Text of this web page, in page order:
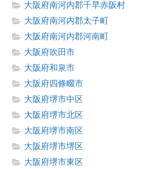
大阪府南河内郡千早赤阪村
大阪府南河内郡太子町
大阪府南河内郡河南町
大阪府吹田市
大阪府和泉市
大阪府四條畷市
大阪府堺市中区
大阪府堺市北区
大阪府堺市南区
大阪府堺市堺区
大阪府堺市東区